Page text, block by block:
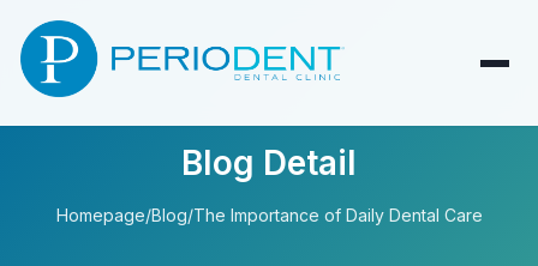
Blog Detail
Homepage/Blog/The Importance of Daily Dental Care